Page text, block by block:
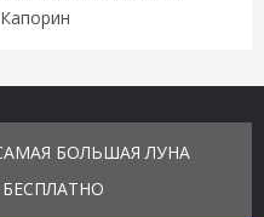
БОЛЬШАЯ ЛУНА